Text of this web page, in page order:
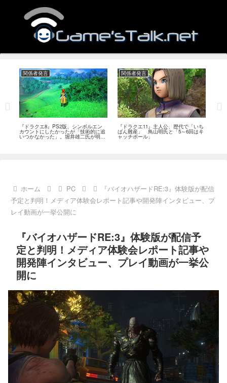
関係者発言
『ドラクエ8』PS2版、シンボルエン
カウントにしたかったが「技術的に追
いつかなかった」。堀井雄二氏が明か
関係者発言
『ドラクエ11』主人公、歴代で「いち
ばん難産」 鳥山明氏と「5～6回はキ
ャッチボール」
ホーム PC
『バイオハザードRE:3』体験版が配信
予定と判明！メディア体験会レポート記事や開発陣インタビュー、プ
レイ動画が一挙公開に
『バイオハザードRE:3』体験版が配信予
定と判明！メディア体験会レポート記事や
開発陣インタビュー、プレイ動画が一挙公
開に